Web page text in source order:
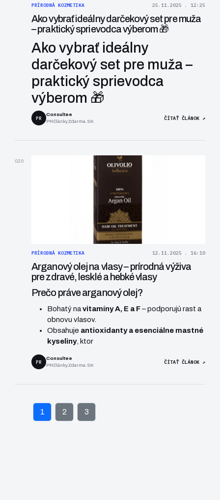
PRÍRODNÁ KOZMETIKA 25.11.2025 . 12:25
Ako vybrať ideálny darčekový set pre muža
– praktický sprievodca výberom 🎁
Ako vybrať ideálny
darčekový set pre muža –
praktický sprievodca
výberom 🎁
PR
Consultee
PRčlánkyZdarma.SK
ČÍTAŤ ČLÁNOK ↗
020
PRÍRODNÁ KOZMETIKA 12.11.2025 . 16:10
Arganový olej na vlasy – prírodná výživa
pre zdravé, lesklé a hebké vlasy
Prečo práve arganový olej?
Bohatý navitamíny A, E a F– podporujú rast a
obnovu vlasov.
Obsahuje antioxidanty a esenciálne mastné
kyseliny, ktor
PR
Consultee
PRčlánkyZdarma.SK
ČÍTAŤ ČLÁNOK ↗
1 2 3